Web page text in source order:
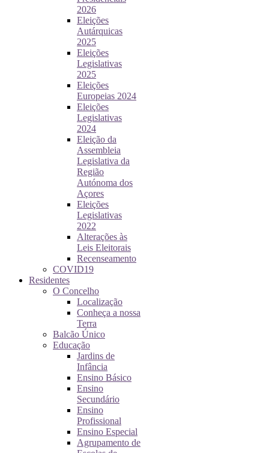
2026
Eleições
Autárquicas
2025
Eleições
Legislativas
2025
Eleições
Europeias 2024
Eleições
Legislativas
2024
Eleição da
Assembleia
Legislativa da
Região
Autónoma dos
Açores
Eleições
Legislativas
2022
Alterações às
Leis Eleitorais
Recenseamento
COVID19
Residentes
O Concelho
Localização
Conheça a nossa
Terra
Balcão Único
Educação
Jardins de
Infância
Ensino Básico
Ensino
Secundário
Ensino
Profissional
Ensino Especial
Agrupamento de